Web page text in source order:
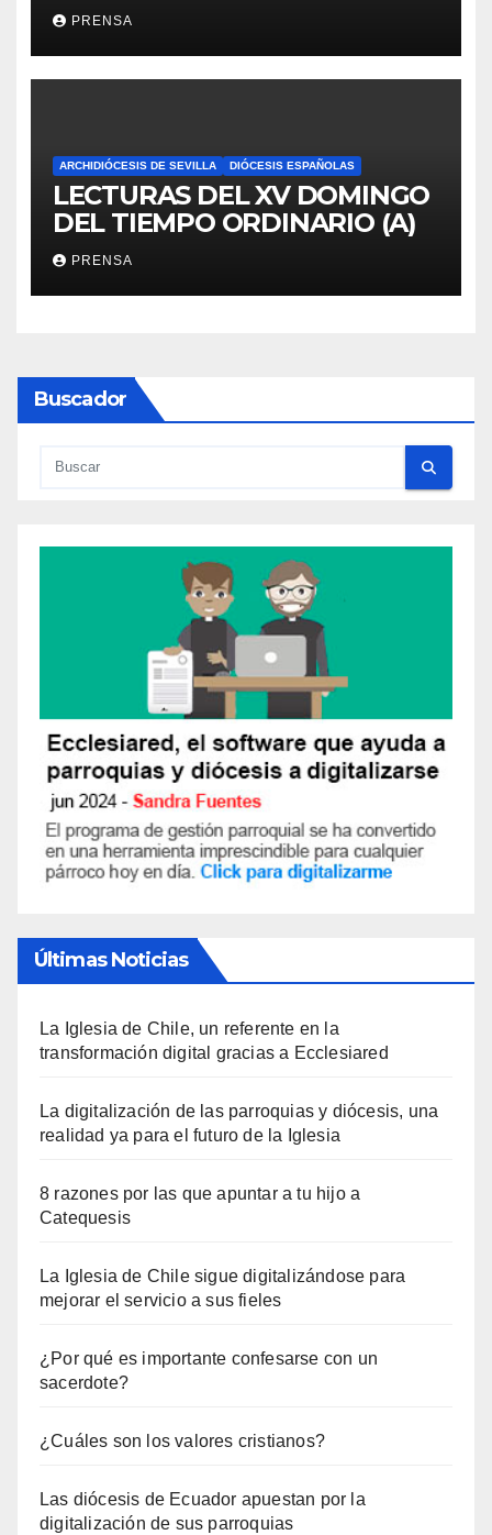
PRENSA
ARCHIDIÓCESIS DE SEVILLA DIÓCESIS ESPAÑOLAS
LECTURAS DEL XV DOMINGO
DEL TIEMPO ORDINARIO (A)
PRENSA
Buscador
Últimas Noticias
La Iglesia de Chile, un referente en la
transformación digital gracias a Ecclesiared
La digitalización de las parroquias y diócesis, una
realidad ya para el futuro de la Iglesia
8 razones por las que apuntar a tu hijo a
Catequesis
La Iglesia de Chile sigue digitalizándose para
mejorar el servicio a sus fieles
¿Por qué es importante confesarse con un
sacerdote?
¿Cuáles son los valores cristianos?
Las diócesis de Ecuador apuestan por la
digitalización de sus parroquias